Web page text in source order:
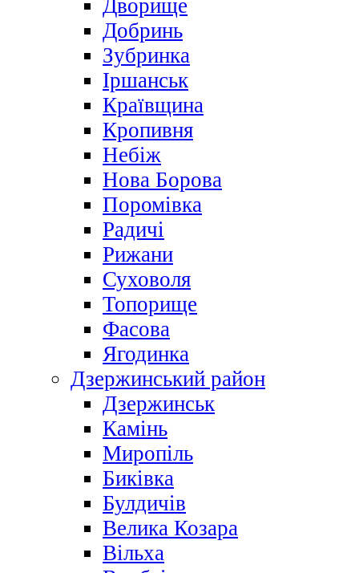
Дворище
Добринь
Зубринка
Іршанськ
Краївщина
Кропивня
Небіж
Нова Борова
Поромівка
Радичі
Рижани
Суховоля
Топорище
Фасова
Ягодинка
Дзержинський район
Дзержинськ
Камінь
Миропіль
Биківка
Булдичів
Велика Козара
Вільха